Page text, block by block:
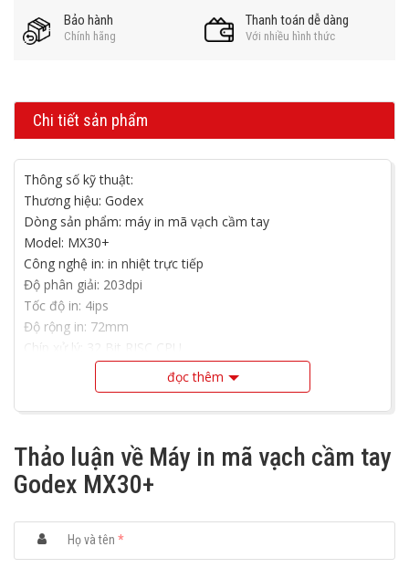
Bảo hành
Chính hãng
Thanh toán dễ dàng
Với nhiều hình thức
Chi tiết sản phẩm
Thông số kỹ thuật:
Thương hiệu: Godex
Dòng sản phẩm: máy in mã vạch cầm tay
Model: MX30+
Công nghệ in: in nhiệt trực tiếp
Độ phân giải: 203dpi
Tốc độ in: 4ips
Độ rộng in: 72mm
Chíp xử lý: 32 Bit RISC CPU
Bộ nhớ: 128 MB Flash; 128 MB SDRAM
Chiều dài in tối đa: 9500 mm
Cảm biến: Gap sensor , Fixed transmissive sensor , Fixed
Phương tiện in: Sử dụng cuộn giấy in khổ tối đa 80mm,
đường kính cuộn tối đa 60mm
Kết nối :USB 2.0 (Type C) WiFi (IEEE 802.11 b/g/n) and BT
Nút điều khiển và thông báo: 3 nút cho các chức năng
Power, Feed và BT, 4 đèn LED màu kép cho Nguồn, Pin,
đọc thêm
Thảo luận về Máy in mã vạch cầm tay
Godex MX30+
Họ và tên *